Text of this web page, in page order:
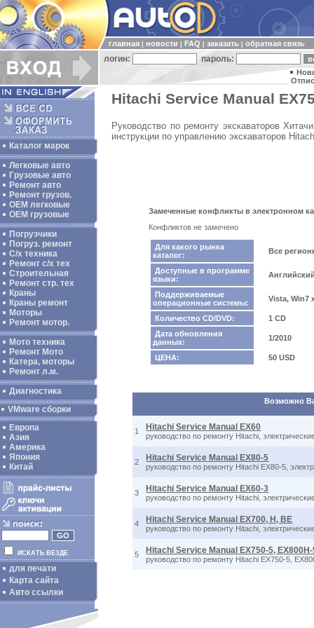
главная новости FAQ заказать обратная связь
логин: пароль:
Каталог марок
Легковые авто
Грузовые авто
Ремонт авто
Ремонт грузов.
ОЕМ легковые
OEM грузовые
Погрузчики
Погруз. ремонт
С/х техника
Ремонт с/х тех
Строительная
Ремонт стр. тех
Краны
Краны ремонт
Моторы
Ремонт мотор.
Мото техника
Ремонт Мото
Катера, моторы
Ремонт л.м.
Диагностика
VMware сборки
Европа
Азия
Америка
Япония
Китай
ИСКАТЬ ВЕЗДЕ
для печати
Карта сайта
Авто ссылки
Hitachi Service Manual
Руководство по ремонту экскаваторов
инструкции по управлению экскаваторов
Замеченные конфликты в электронном
Конфликтов не замечено
Для какого рынка
каталог:
Все
Доступные в программе
языки:
Поддерживаемые
операционные системы:
Vista, Win7
Количество CD/DVD:
1 CD
Дата обновления
данных:
1/2010
ЦЕНА: 50 USD
Возможно
1 Hitachi Service Manual EX60
руководство по ремонту Hitachi,
2 Hitachi Service Manual EX80-5
руководство по ремонту Hitachi EX80-5,
3 Hitachi Service Manual EX60-3
руководство по ремонту Hitachi,
4 Hitachi Service Manual EX700, H, BE
руководство по ремонту Hitachi,
5 Hitachi Service Manual EX750-5,
руководство по ремонту Hitachi EX750-5,